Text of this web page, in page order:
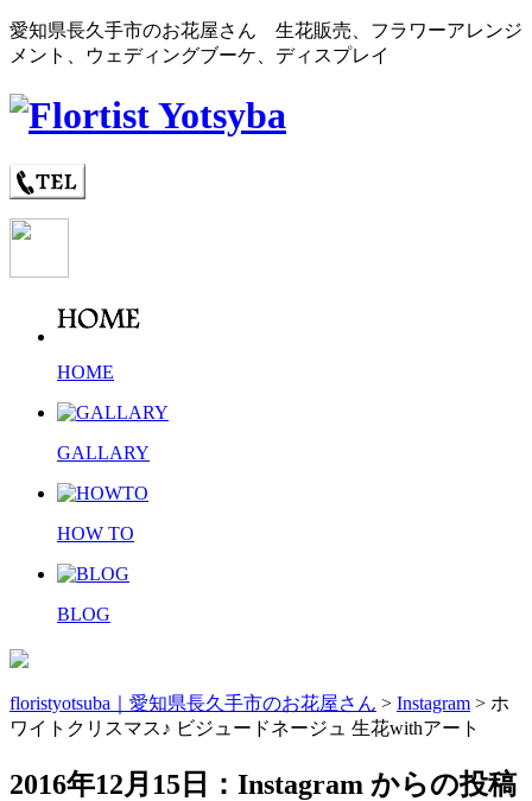
愛知県長久手市のお花屋さん 生花販売、フラワーアレンジ
メント、ウェディングブーケ、ディスプレイ
HOME
GALLARY
HOW TO
BLOG
floristyotsuba｜愛知県長久手市のお花屋さん > Instagram > ホ
ワイトクリスマス♪ ビジュードネージュ 生花withアート
2016年12月15日：Instagram からの投稿